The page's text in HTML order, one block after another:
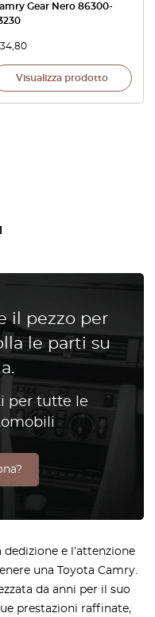
Gear Nero 86300-
34,80
Visualizza prodotto
il pezzo per
le parti su
per tutte le
e l’attenzione
una Toyota Camry.
da anni per il suo
prestazioni raffinate,